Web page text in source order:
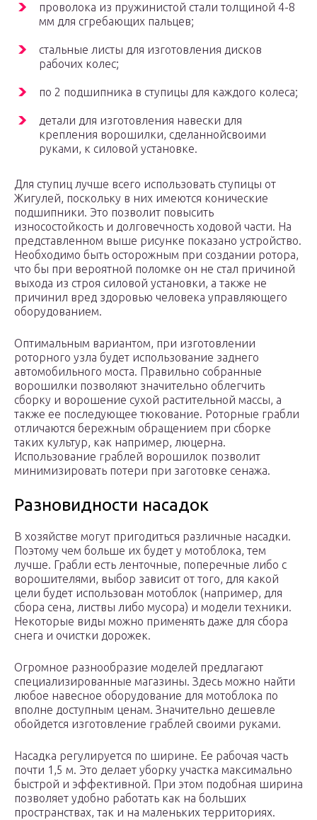
проволока из пружинистой стали толщиной 4-8
мм для сгребающих пальцев;
стальные листы для изготовления дисков
рабочих колес;
по 2 подшипника в ступицы для каждого колеса;
детали для изготовления навески для
крепления ворошилки, сделаннойсвоими
руками, к силовой установке.
Для ступиц лучше всего использовать ступицы от
Жигулей, поскольку в них имеются конические
подшипники. Это позволит повысить
износостойкость и долговечность ходовой части. На
представленном выше рисунке показано устройство.
Необходимо быть осторожным при создании ротора,
что бы при вероятной поломке он не стал причиной
выхода из строя силовой установки, а также не
причинил вред здоровью человека управляющего
оборудованием.
Оптимальным вариантом, при изготовлении
роторного узла будет использование заднего
автомобильного моста. Правильно собранные
ворошилки позволяют значительно облегчить
сборку и ворошение сухой растительной массы, а
также ее последующее тюкование. Роторные грабли
отличаются бережным обращением при сборке
таких культур, как например, люцерна.
Использование граблей ворошилок позволит
минимизировать потери при заготовке сенажа.
Разновидности насадок
В хозяйстве могут пригодиться различные насадки.
Поэтому чем больше их будет у мотоблока, тем
лучше. Грабли есть ленточные, поперечные либо с
ворошителями, выбор зависит от того, для какой
цели будет использован мотоблок (например, для
сбора сена, листвы либо мусора) и модели техники.
Некоторые виды можно применять даже для сбора
снега и очистки дорожек.
Огромное разнообразие моделей предлагают
специализированные магазины. Здесь можно найти
любое навесное оборудование для мотоблока по
вполне доступным ценам. Значительно дешевле
обойдется изготовление граблей своими руками.
Насадка регулируется по ширине. Ее рабочая часть
почти 1,5 м. Это делает уборку участка максимально
быстрой и эффективной. При этом подобная ширина
позволяет удобно работать как на больших
пространствах, так и на маленьких территориях.